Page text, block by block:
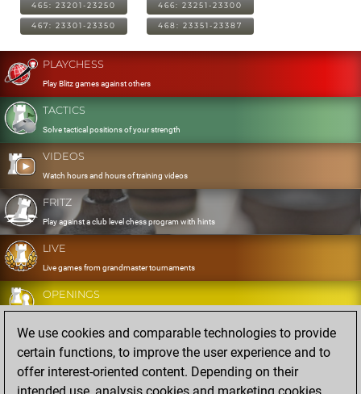
465: 23201-23250 466: 23251-23300
467: 23301-23350 468: 23351-23387
PLAYCHESS
Play Blitz games against others
TACTICS
Solve tactical positions of your strength
VIDEOS
Watch hours and hours of training videos
FRITZ
Play against a club level chess program with hints
LIVE
Live games from grandmaster tournaments
OPENINGS
Develop and exercise your openings
DATABASE
Eight million strong games
MYGAMES
We use cookies and comparable technologies to provide
certain functions, to improve the user experience and to
offer interest-oriented content. Depending on their